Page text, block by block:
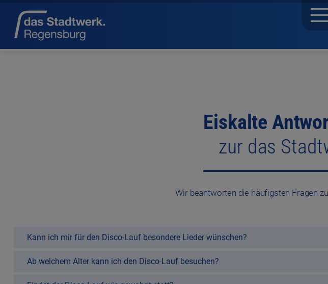
Eiskalte
zur das
Wir beantworten die häufigsten Fragen
Kann ich mir für den Disco-Lauf besondere Lieder wünschen?
Ab welchem Alter kann ich den Disco-Lauf besuchen?